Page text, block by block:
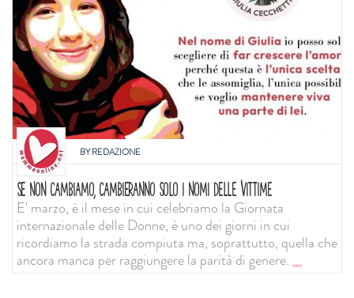
BYREDAZIONE
SE NON CAMBIAMO, CAMBIERANNO SOLO I NOMI DELLE VITTIME
E' marzo, è il mese in cui celebriamo la Giornata
internazionale delle Donne, è uno dei giorni in cui
ricordiamo la strada compiuta ma, soprattutto, quella che
ancora manca per raggiungere la parità di genere. ...